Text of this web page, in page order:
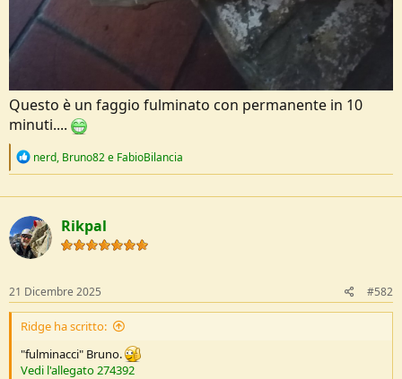
Questo è un faggio fulminato con permanente in 10
minuti....
R
c
t
i
o
n
:
nerd, Bruno82e FabioBilancia
Rikpal
21 Dicembre 2025 #582
Ridge ha scritto:
"fulminacci" Bruno.
Vedi l'allegato 274392